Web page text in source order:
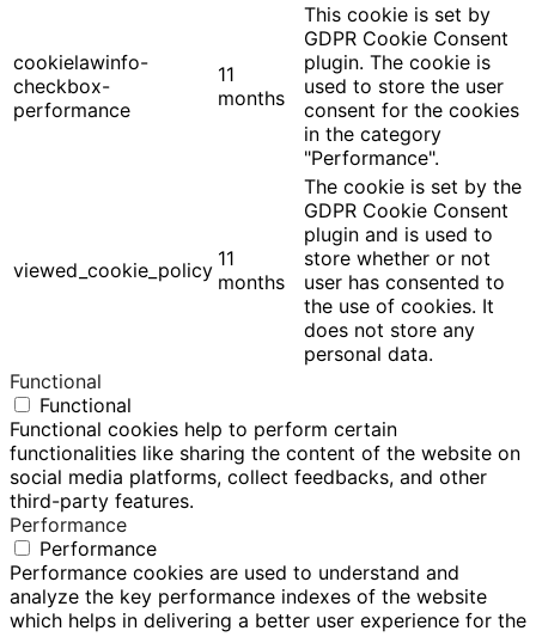
cookielawinfo-
checkbox-
performance
11
months
This cookie is set by
GDPR Cookie Consent
plugin. The cookie is
used to store the user
consent for the cookies
in the category
"Performance".
viewed_cookie_policy 11
months
The cookie is set by the
GDPR Cookie Consent
plugin and is used to
store whether or not
user has consented to
the use of cookies. It
does not store any
personal data.
Functional
Functional
Functional cookies help to perform certain
functionalities like sharing the content of the website on
social media platforms, collect feedbacks, and other
third-party features.
Performance
Performance
Performance cookies are used to understand and
analyze the key performance indexes of the website
which helps in delivering a better user experience for the